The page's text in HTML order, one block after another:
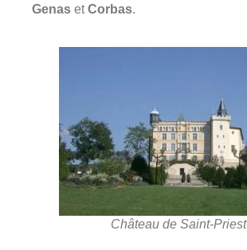
Genas etCorbas.
Château de Saint-Priest